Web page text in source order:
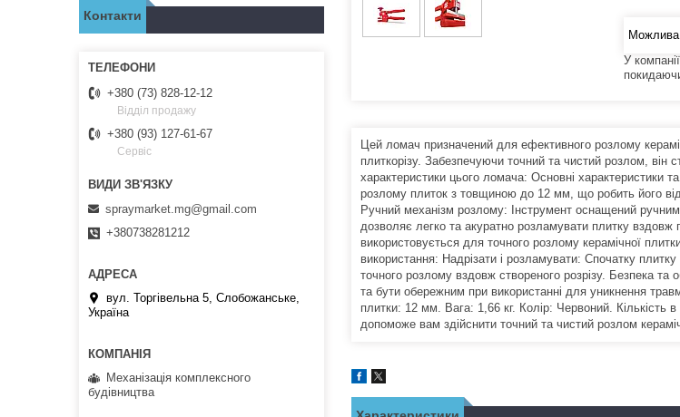
У
Цей ломач призначений для ефективного розлому
плиткорізу. Забезпечуючи точний та чистий розлом, він
характеристики цього ломача: Основні
розлому плиток з товщиною до 12 мм, що робить його
Ручний механізм розлому: Інструмент оснащений
дозволяє легко та акуратно розламувати плитку вздовж
використовується для точного розлому керамічної
використання: Надрізати і розламувати: Спочатку
точного розлому вздовж створеного розрізу. Безпека та
та бути обережним при використанні для уникнення
плитки: 12 мм. Вага: 1,66 кг. Колір: Червоний. Кількість
допоможе вам здійснити точний та чистий розлом
Контакти
+380 (73) 828-12-12
Відділ продажу
+380 (93) 127-61-67
Сервіс
spraymarket.mg@gmail.com
+380738281212
вул. Торгівельна 5, Слобожанське,
Україна
Механізація комплексного
будівництва